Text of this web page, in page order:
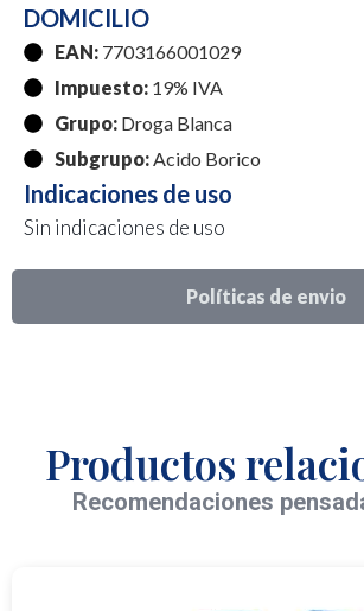
Políticas de envio
DOMICILIO
EAN: 7703166001029
Impuesto: 19% IVA
Grupo: Droga Blanca
Subgrupo:Acido Borico
Indicaciones de uso
Sin indicaciones de uso
Productos
Recomendaciones